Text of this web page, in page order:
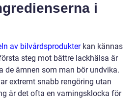
i
av bilvårdsprodukterkan kännas
steg mot bättre lackhälsa är
de ämnen som man bör undvika.
extremt snabb rengöring utan
är det ofta en varningsklocka för